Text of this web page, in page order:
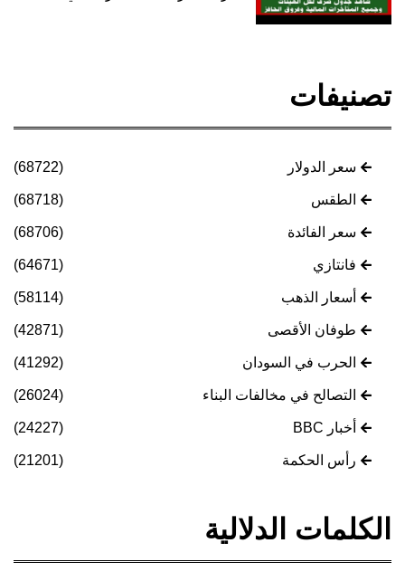
تصنيفات
سعر الدولار (68722)
الطقس (68718)
سعر الفائدة (68706)
فانتازي (64671)
أسعار الذهب (58114)
طوفان الأقصى (42871)
الحرب في السودان (41292)
التصالح في مخالفات البناء (26024)
أخبار BBC (24227)
رأس الحكمة (21201)
الكلمات الدلالية